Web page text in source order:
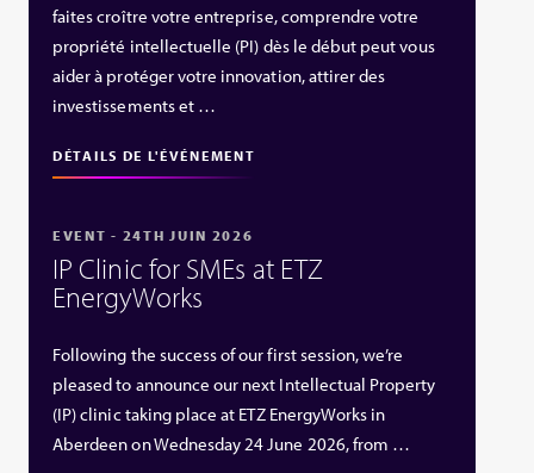
faites croître votre entreprise, comprendre votre
propriété intellectuelle (PI) dès le début peut vous
aider à protéger votre innovation, attirer des
investissements et …
DÉTAILS DE L'ÉVÉNEMENT
EVENT - 24TH JUIN 2026
IP Clinic for SMEs at ETZ
EnergyWorks
Following the success of our first session, we’re
pleased to announce our next Intellectual Property
(IP) clinic taking place at ETZ EnergyWorks in
Aberdeen on Wednesday 24 June 2026, from …